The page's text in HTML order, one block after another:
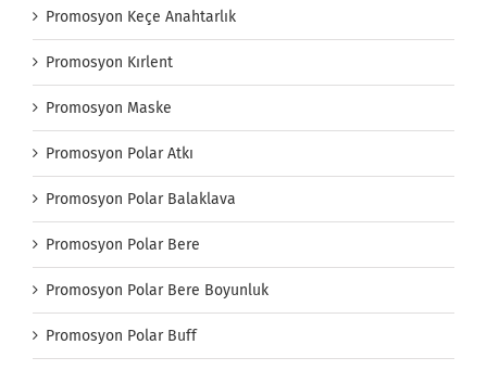
Promosyon Keçe Anahtarlık
Promosyon Kırlent
Promosyon Maske
Promosyon Polar Atkı
Promosyon Polar Balaklava
Promosyon Polar Bere
Promosyon Polar Bere Boyunluk
Promosyon Polar Buff